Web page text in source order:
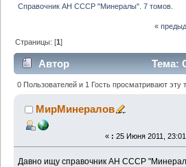
Справочник АН СССР "Минералы". 7 томов.
«
Страницы: [1]
Автор
Тема:
СССР "Минералы". 7 томов.
0 Пользователей и 1 Гость просматривают эту
МирМинералов
« : 25 Июня 2011,
Давно ищу справочник АН СССР